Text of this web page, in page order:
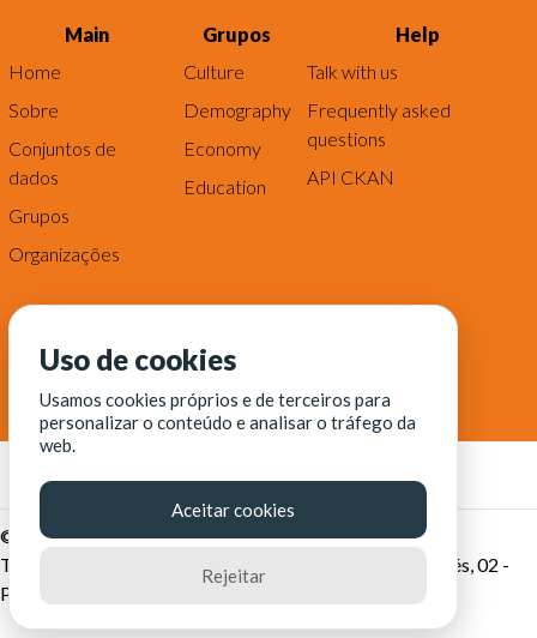
Main
Home
Sobre
Conjuntos de
dados
Grupos
Organizações
Grupos
Culture
Demography
Economy
Education
Help
Talk with us
Frequently asked
questions
API CKAN
© Fortaleza Digital || CITINOVA - Fundação de Ciência,
Tecnologia e Inovação de Fortaleza - Rua dos Tremembés, 02 -
Praia de Iracema - Fortaleza-CE
Uso de cookies
Usamos cookies próprios e de terceiros para
personalizar o conteúdo e analisar o tráfego da
web.
Aceitar cookies
Rejeitar